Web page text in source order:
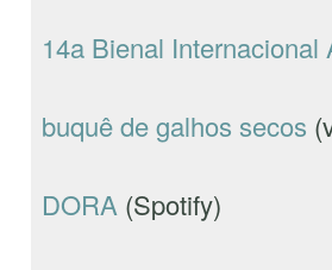
14a Bienal
buquê de galhos secos
DORA (Spotify)